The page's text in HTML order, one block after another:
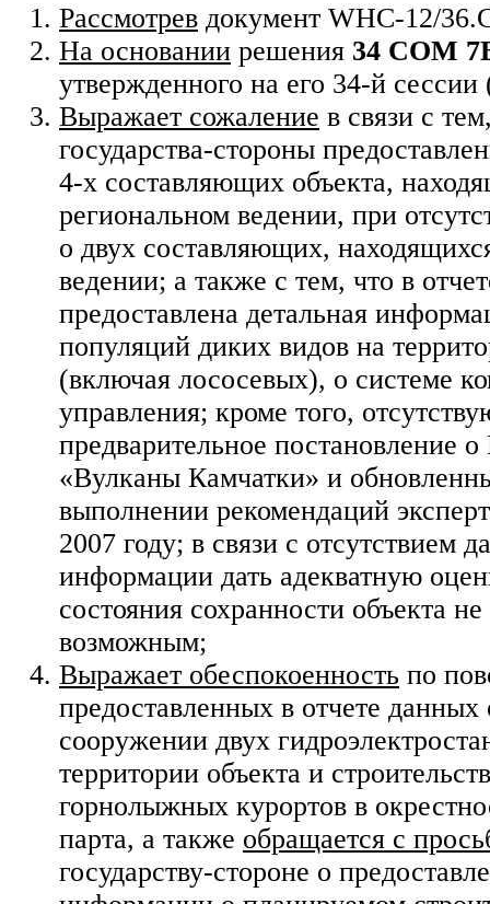
Рассмотрев документ WHC-12/
На основании решения 34 COM
утвержденного на его 34-й
Выражает сожаление в связи с
государства-стороны
4-х составляющих объекта,
региональном ведении, при
о двух составляющих,
ведении; а также с тем, что в
предоставлена детальная
популяций диких видов на
(включая лососевых), о системе
управления; кроме того,
предварительное постановление
«Вулканы Камчатки» и
выполнении рекомендаций
2007 году; в связи с отсутствием
информации дать адекватную
состояния сохранности объекта не
возможным;
Выражает обеспокоенность по
предоставленных в отчете
сооружении двух
территории объекта и
горнолыжных курортов в
парта, а также обращается с
государству-стороне о